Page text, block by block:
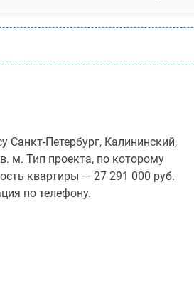
Санкт-Петербург, Калининский,
м. Тип проекта, по которому
квартиры — 27 291 000 руб.
по телефону.